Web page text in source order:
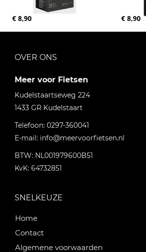
€ 8,90 € 8,90
OVER ONS
Meer voor Fietsen
Kudelstaartseweg 224
1433 GR Kudelstaart
Telefoon: 0297-360041
E-mail: info@meervoorfietsen.nl
BTW: NL001979600B51
KvK: 64732851
SNELKEUZE
Home
Contact
Algemene voorwaarden